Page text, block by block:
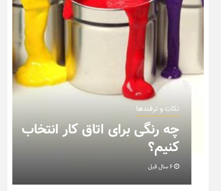
نکات و ترفندها
چه رنگی برای اتاق کار انتخاب
کنیم؟